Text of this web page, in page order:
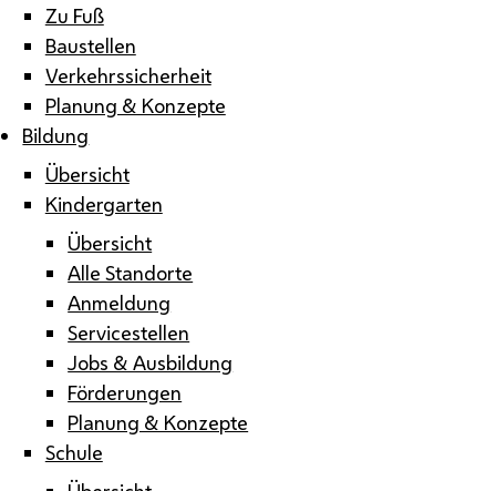
Zu Fuß
Baustellen
Verkehrssicherheit
Planung & Konzepte
Bildung
Übersicht
Kindergarten
Übersicht
Alle Standorte
Anmeldung
Servicestellen
Jobs & Ausbildung
Förderungen
Planung & Konzepte
Schule